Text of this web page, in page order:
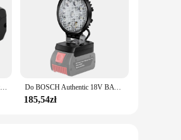
6.0Ah akumulator do Bosch 18v profesjonalny GSR180/GKS185/GWS180/GSB185/BAT609 akumulatory litowo-jonowe i ładowarka Do BOSCH Authentic 18V BAT609 BAT610 Do Bosch 18V Profesjonalny akumulator litowo-jonowy 18V Akumulator do wiertarki GBA18V GSR18V BAT618 BAT619
185,54zł